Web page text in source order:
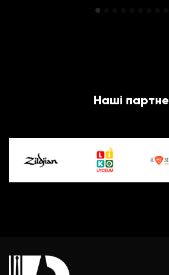
Наші